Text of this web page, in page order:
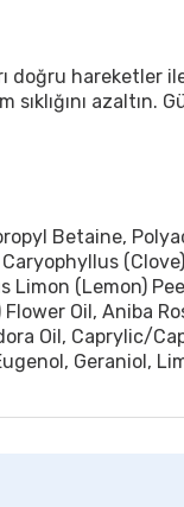
doğru hareketler
azaltın.
Betaine,
Limon (Lemon)
Oil, Aniba
Oil, Caprylic/
Geraniol,